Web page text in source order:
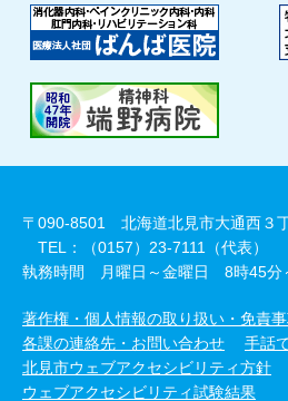
〒090-8501 北海道北見市大通西３
TEL：（0157）23-7111（代表）
執務時間 月曜日～金曜日 8時45分
著作権・個人情報の取り扱い・免責
各課の連絡先・お問い合わせ
手話
北見市ウェブアクセシビリティ方針
ウェブアクセシビリティ試験結果